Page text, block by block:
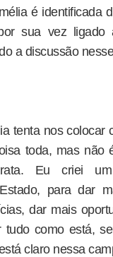
é identificada
sua vez ligado
a discussão
tenta nos colocar
toda, mas não
Eu criei
para dar
dar mais
tudo como está,
claro nessa